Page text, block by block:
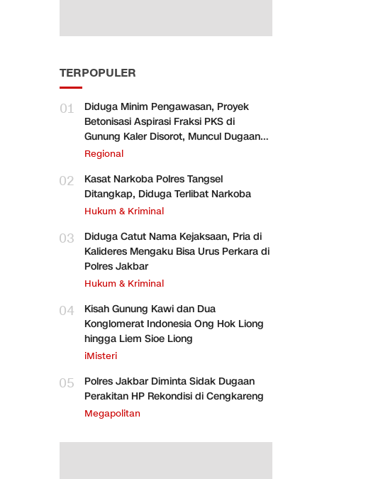
TERPOPULER
01
Diduga Minim Pengawasan, Proyek
Betonisasi Aspirasi Fraksi PKS di
Gunung Kaler Disorot, Muncul Dugaan
Pengurangan Volume
Regional
02
Kasat Narkoba Polres Tangsel
Ditangkap, Diduga Terlibat Narkoba
Hukum & Kriminal
03
Diduga Catut Nama Kejaksaan, Pria di
Kalideres Mengaku Bisa Urus Perkara di
Polres Jakbar
Hukum & Kriminal
04
Kisah Gunung Kawi dan Dua
Konglomerat Indonesia Ong Hok Liong
hingga Liem Sioe Liong
iMisteri
05
Polres Jakbar Diminta Sidak Dugaan
Perakitan HP Rekondisi di Cengkareng
Megapolitan